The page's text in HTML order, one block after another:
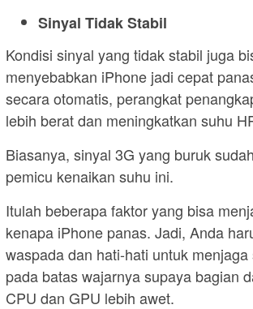
Sinyal Tidak Stabil
Kondisi sinyal yang tidak stabil juga
menyebabkan iPhone jadi cepat
secara otomatis, perangkat
lebih berat dan meningkatkan suhu
Biasanya, sinyal 3G yang buruk
pemicu kenaikan suhu ini.
Itulah beberapa faktor yang bisa
kenapa iPhone panas. Jadi, Anda
waspada dan hati-hati untuk
pada batas wajarnya supaya bagian
CPU dan GPU lebih awet.